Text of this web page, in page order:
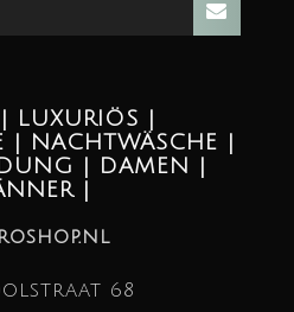
LUXURIÖS |
| NACHTWÄSCHE |
| DAMEN |
|
68